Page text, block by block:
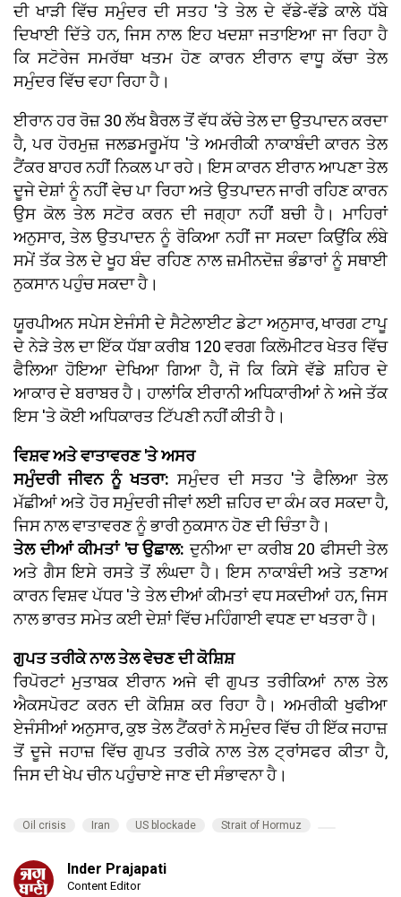
ਦੀ ਖਾੜੀ ਵਿੱਚ ਸਮੁੰਦਰ ਦੀ ਸਤਹ 'ਤੇ ਤੇਲ ਦੇ ਵੱਡੇ-ਵੱਡੇ ਕਾਲੇ ਧੱਬੇ
ਦਿਖਾਈ ਦਿੱਤੇ ਹਨ, ਜਿਸ ਨਾਲ ਇਹ ਖਦਸ਼ਾ ਜਤਾਇਆ ਜਾ ਰਿਹਾ ਹੈ
ਕਿ ਸਟੋਰੇਜ ਸਮਰੱਥਾ ਖਤਮ ਹੋਣ ਕਾਰਨ ਈਰਾਨ ਵਾਧੂ ਕੱਚਾ ਤੇਲ
ਸਮੁੰਦਰ ਵਿੱਚ ਵਹਾ ਰਿਹਾ ਹੈ।
ਈਰਾਨ ਹਰ ਰੋਜ਼ 30 ਲੱਖ ਬੈਰਲ ਤੋਂ ਵੱਧ ਕੱਚੇ ਤੇਲ ਦਾ ਉਤਪਾਦਨ ਕਰਦਾ
ਹੈ, ਪਰ ਹੋਰਮੁਜ਼ ਜਲਡਮਰੂਮੱਧ 'ਤੇ ਅਮਰੀਕੀ ਨਾਕਾਬੰਦੀ ਕਾਰਨ ਤੇਲ
ਟੈਂਕਰ ਬਾਹਰ ਨਹੀਂ ਨਿਕਲ ਪਾ ਰਹੇ। ਇਸ ਕਾਰਨ ਈਰਾਨ ਆਪਣਾ ਤੇਲ
ਦੂਜੇ ਦੇਸ਼ਾਂ ਨੂੰ ਨਹੀਂ ਵੇਚ ਪਾ ਰਿਹਾ ਅਤੇ ਉਤਪਾਦਨ ਜਾਰੀ ਰਹਿਣ ਕਾਰਨ
ਉਸ ਕੋਲ ਤੇਲ ਸਟੋਰ ਕਰਨ ਦੀ ਜਗ੍ਹਾ ਨਹੀਂ ਬਚੀ ਹੈ। ਮਾਹਿਰਾਂ
ਅਨੁਸਾਰ, ਤੇਲ ਉਤਪਾਦਨ ਨੂੰ ਰੋਕਿਆ ਨਹੀਂ ਜਾ ਸਕਦਾ ਕਿਉਂਕਿ ਲੰਬੇ
ਸਮੇਂ ਤੱਕ ਤੇਲ ਦੇ ਖੂਹ ਬੰਦ ਰਹਿਣ ਨਾਲ ਜ਼ਮੀਨਦੋਜ਼ ਭੰਡਾਰਾਂ ਨੂੰ ਸਥਾਈ
ਨੁਕਸਾਨ ਪਹੁੰਚ ਸਕਦਾ ਹੈ।
ਯੂਰਪੀਅਨ ਸਪੇਸ ਏਜੰਸੀ ਦੇ ਸੈਟੇਲਾਈਟ ਡੇਟਾ ਅਨੁਸਾਰ, ਖਾਰਗ ਟਾਪੂ
ਦੇ ਨੇੜੇ ਤੇਲ ਦਾ ਇੱਕ ਧੱਬਾ ਕਰੀਬ 120 ਵਰਗ ਕਿਲੋਮੀਟਰ ਖੇਤਰ ਵਿੱਚ
ਫੈਲਿਆ ਹੋਇਆ ਦੇਖਿਆ ਗਿਆ ਹੈ, ਜੋ ਕਿ ਕਿਸੇ ਵੱਡੇ ਸ਼ਹਿਰ ਦੇ
ਆਕਾਰ ਦੇ ਬਰਾਬਰ ਹੈ। ਹਾਲਾਂਕਿ ਈਰਾਨੀ ਅਧਿਕਾਰੀਆਂ ਨੇ ਅਜੇ ਤੱਕ
ਇਸ 'ਤੇ ਕੋਈ ਅਧਿਕਾਰਤ ਟਿੱਪਣੀ ਨਹੀਂ ਕੀਤੀ ਹੈ।
ਵਿਸ਼ਵ ਅਤੇ ਵਾਤਾਵਰਣ 'ਤੇ ਅਸਰ
ਸਮੁੰਦਰੀ ਜੀਵਨ ਨੂੰ ਖਤਰਾ:ਸਮੁੰਦਰ ਦੀ ਸਤਹ 'ਤੇ ਫੈਲਿਆ ਤੇਲ
ਮੱਛੀਆਂ ਅਤੇ ਹੋਰ ਸਮੁੰਦਰੀ ਜੀਵਾਂ ਲਈ ਜ਼ਹਿਰ ਦਾ ਕੰਮ ਕਰ ਸਕਦਾ ਹੈ,
ਜਿਸ ਨਾਲ ਵਾਤਾਵਰਣ ਨੂੰ ਭਾਰੀ ਨੁਕਸਾਨ ਹੋਣ ਦੀ ਚਿੰਤਾ ਹੈ।
ਤੇਲ ਦੀਆਂ ਕੀਮਤਾਂ 'ਚ ਉਛਾਲ: ਦੁਨੀਆ ਦਾ ਕਰੀਬ 20 ਫੀਸਦੀ ਤੇਲ
ਅਤੇ ਗੈਸ ਇਸੇ ਰਸਤੇ ਤੋਂ ਲੰਘਦਾ ਹੈ। ਇਸ ਨਾਕਾਬੰਦੀ ਅਤੇ ਤਣਾਅ
ਕਾਰਨ ਵਿਸ਼ਵ ਪੱਧਰ 'ਤੇ ਤੇਲ ਦੀਆਂ ਕੀਮਤਾਂ ਵਧ ਸਕਦੀਆਂ ਹਨ, ਜਿਸ
ਨਾਲ ਭਾਰਤ ਸਮੇਤ ਕਈ ਦੇਸ਼ਾਂ ਵਿੱਚ ਮਹਿੰਗਾਈ ਵਧਣ ਦਾ ਖਤਰਾ ਹੈ।
ਗੁਪਤ ਤਰੀਕੇ ਨਾਲ ਤੇਲ ਵੇਚਣ ਦੀ ਕੋਸ਼ਿਸ਼
ਰਿਪੋਰਟਾਂ ਮੁਤਾਬਕ ਈਰਾਨ ਅਜੇ ਵੀ ਗੁਪਤ ਤਰੀਕਿਆਂ ਨਾਲ ਤੇਲ
ਐਕਸਪੋਰਟ ਕਰਨ ਦੀ ਕੋਸ਼ਿਸ਼ ਕਰ ਰਿਹਾ ਹੈ। ਅਮਰੀਕੀ ਖੁਫੀਆ
ਏਜੰਸੀਆਂ ਅਨੁਸਾਰ, ਕੁਝ ਤੇਲ ਟੈਂਕਰਾਂ ਨੇ ਸਮੁੰਦਰ ਵਿੱਚ ਹੀ ਇੱਕ ਜਹਾਜ਼
ਤੋਂ ਦੂਜੇ ਜਹਾਜ਼ ਵਿੱਚ ਗੁਪਤ ਤਰੀਕੇ ਨਾਲ ਤੇਲ ਟ੍ਰਾਂਸਫਰ ਕੀਤਾ ਹੈ,
ਜਿਸ ਦੀ ਖੇਪ ਚੀਨ ਪਹੁੰਚਾਏ ਜਾਣ ਦੀ ਸੰਭਾਵਨਾ ਹੈ।
Oil crisis Iran US blockade Strait of Hormuz
Inder Prajapati
Content Editor